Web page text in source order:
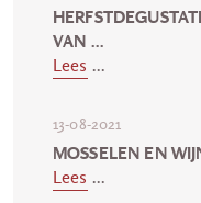
VAN ...
Lees ...
13-08-2021
MOSSELEN EN
Lees ...